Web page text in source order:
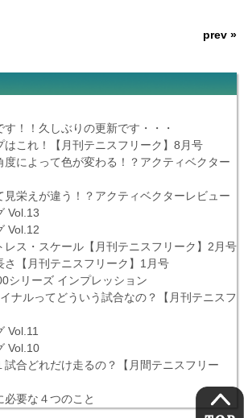
prev »
す！！久しぶりの更新です・・・
はこれ！【月刊テニスフリーク】8月号
度によって色が変わる！？アクティベクター
見栄えが違う！？アクティベクターレビュー
Vol.13
Vol.12
レス・スケール【月刊テニスフリーク】2月号
さ【月刊テニスフリーク】1月号
シリーズ インプレッション
ナルってどういう試合なの？【月刊テニスフ
Vol.11
Vol.10
試合どれだけ走るの？【月間テニスフリー
必要な４つのこと